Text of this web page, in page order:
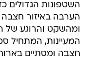
השטפונות הגדולים
הערבה באיזור
ומהשקט והרוגע של
המעיינות, המתחיל
חצבה ומסתיים